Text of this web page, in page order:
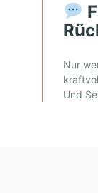
Nur
Und